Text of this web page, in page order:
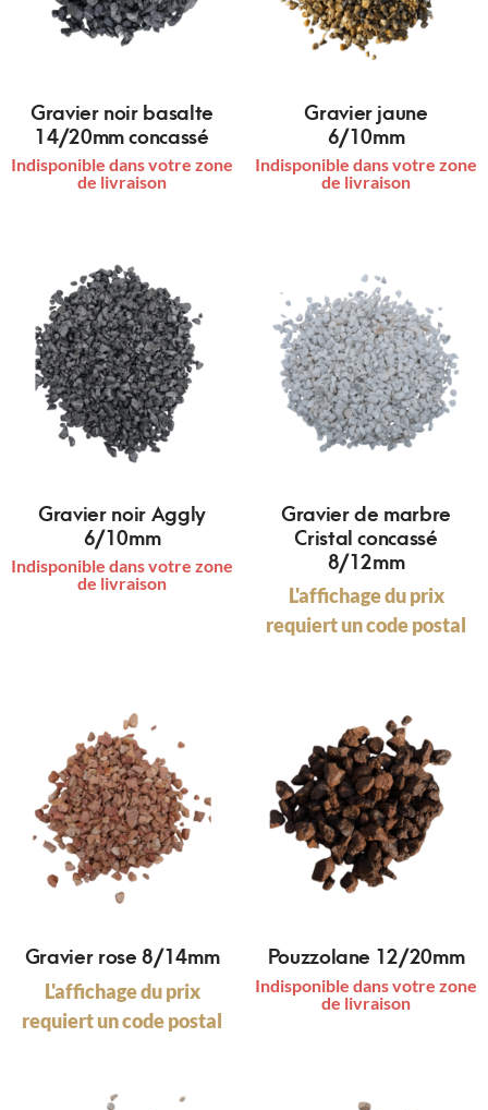
Gravier noir basalte
14/20mm concassé
Indisponible dans votre zone
de livraison
Gravier jaune
6/10mm
Indisponible dans votre zone
de livraison
Gravier noir Aggly
6/10mm
Indisponible dans votre zone
de livraison
Gravier de marbre
Cristal concassé
8/12mm
L'affichage du prix
requiert un code postal
Gravier rose 8/14mm
L'affichage du prix
requiert un code postal
Pouzzolane 12/20mm
Indisponible dans votre zone
de livraison